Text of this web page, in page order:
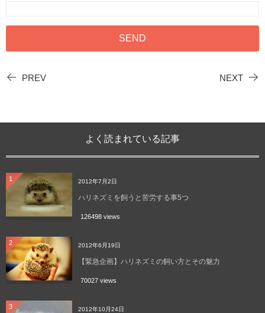
PREV NEXT
よく読まれている記事
1 2012年7月2日
ハリネズミを飼うと苦労する事5つ
126498 views
2 2012年6月19日
【緊急企画】ハリネズミの飼い方とその魅力
70027 views
3 2012年10月24日